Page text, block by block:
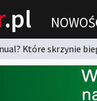
.pl
Które skrzynie